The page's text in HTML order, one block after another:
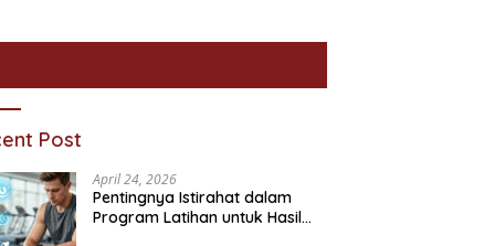
Post
April 24, 2026
Pentingnya Istirahat dalam
Program Latihan untuk Hasil